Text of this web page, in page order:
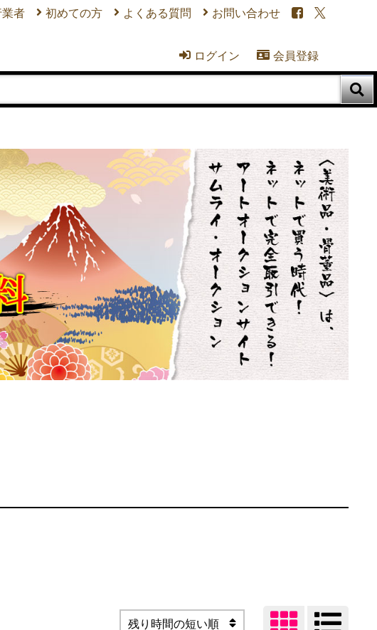
 ログイン  会員登録
者 初めての方 よくある質問 お問い合わせ  

残り時間の短い順  